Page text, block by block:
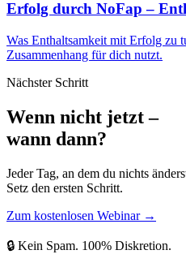
Erfolg durch NoFap –
Was Enthaltsamkeit mit Erfolg zu
Zusammenhang für dich nutzt.
Nächster Schritt
Wenn nicht jetzt –
wann dann?
Jeder Tag, an dem du nichts
Setz den ersten Schritt.
Zum kostenlosen Webinar →
🔒 Kein Spam. 100% Diskretion.